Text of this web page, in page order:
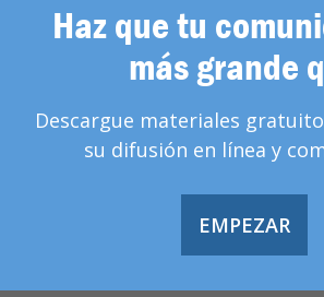
Haz que tu
más grande
Descargue materiales
su difusión en línea y
EMPEZAR